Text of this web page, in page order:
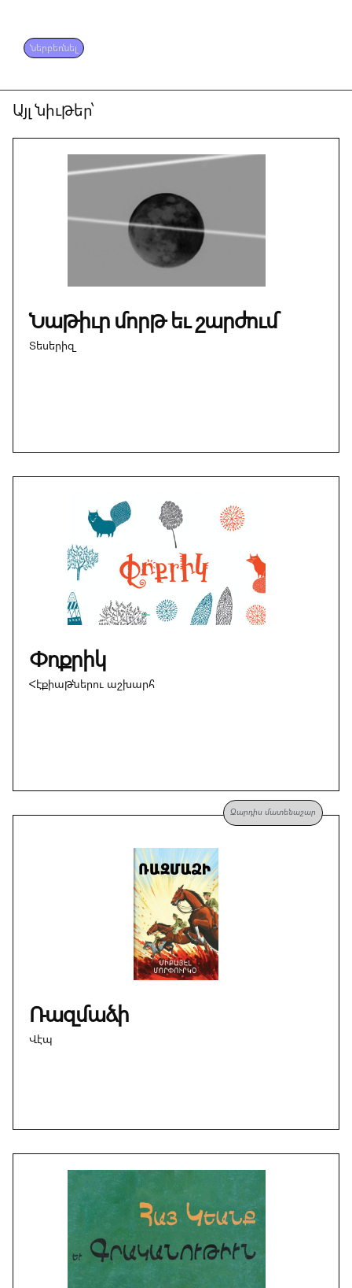
ներբեռնել
Այլ նիւթեր՝
Նաթիւր մորթ եւ շարժում
Տեսերիզ
Փոքրիկ
Հէքիաթներու աշխարհ
Զարդիս մատենաշար
Ռազմաձի
Վէպ